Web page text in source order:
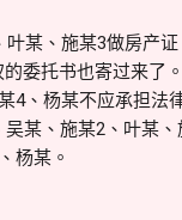
某、施某3做房产
委托书也寄过来了
4、杨某不应承担法
某、施某2、叶某
杨某。